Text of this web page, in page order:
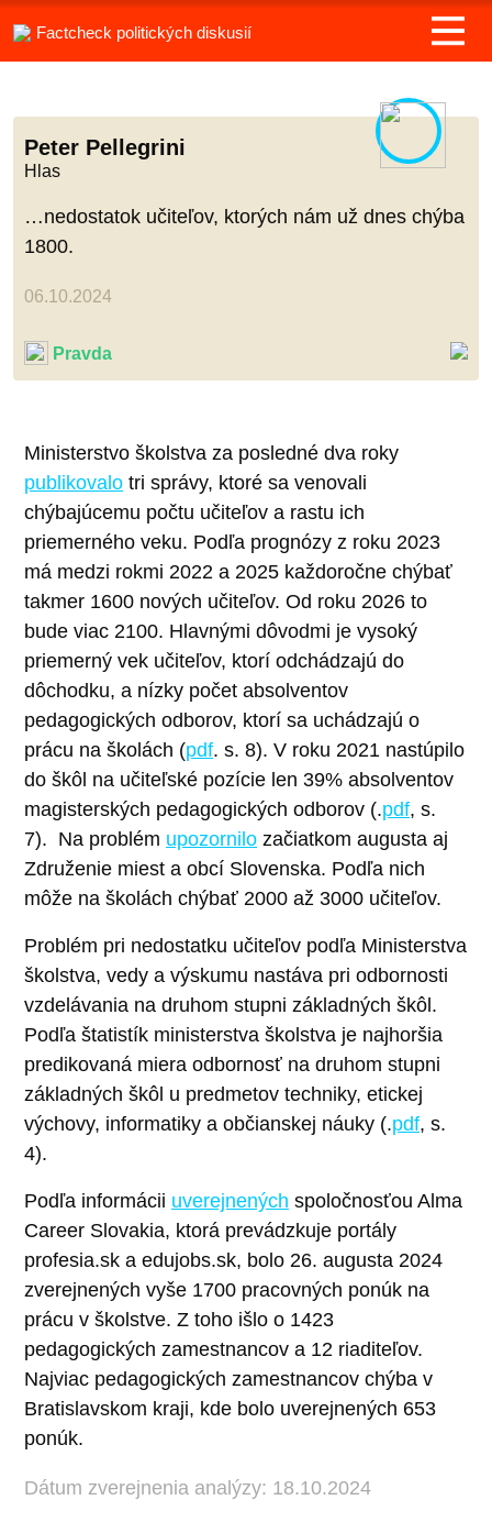
Factcheck politických diskusií
Peter Pellegrini
Hlas
…nedostatok učiteľov, ktorých nám už dnes chýba
1800.
06.10.2024
Pravda
Ministerstvo školstva za posledné dva roky
publikovalo tri správy, ktoré sa venovali
chýbajúcemu počtu učiteľov a rastu ich
priemerného veku. Podľa prognózy z roku 2023
má medzi rokmi 2022 a 2025 každoročne chýbať
takmer 1600 nových učiteľov. Od roku 2026 to
bude viac 2100. Hlavnými dôvodmi je vysoký
priemerný vek učiteľov, ktorí odchádzajú do
dôchodku, a nízky počet absolventov
pedagogických odborov, ktorí sa uchádzajú o
prácu na školách (pdf. s. 8). V roku 2021 nastúpilo
do škôl na učiteľské pozície len 39% absolventov
magisterských pedagogických odborov (.pdf, s.
7). Na problém upozornilo začiatkom augusta aj
Združenie miest a obcí Slovenska. Podľa nich
môže na školách chýbať 2000 až 3000 učiteľov.
Problém pri nedostatku učiteľov podľa Ministerstva
školstva, vedy a výskumu nastáva pri odbornosti
vzdelávania na druhom stupni základných škôl.
Podľa štatistík ministerstva školstva je najhoršia
predikovaná miera odbornosť na druhom stupni
základných škôl u predmetov techniky, etickej
výchovy, informatiky a občianskej náuky (.pdf, s.
4).
Podľa informácii uverejnených spoločnosťou Alma
Career Slovakia, ktorá prevádzkuje portály
profesia.sk a edujobs.sk, bolo 26. augusta 2024
zverejnených vyše 1700 pracovných ponúk na
prácu v školstve. Z toho išlo o 1423
pedagogických zamestnancov a 12 riaditeľov.
Najviac pedagogických zamestnancov chýba v
Bratislavskom kraji, kde bolo uverejnených 653
ponúk.
Dátum zverejnenia analýzy: 18.10.2024